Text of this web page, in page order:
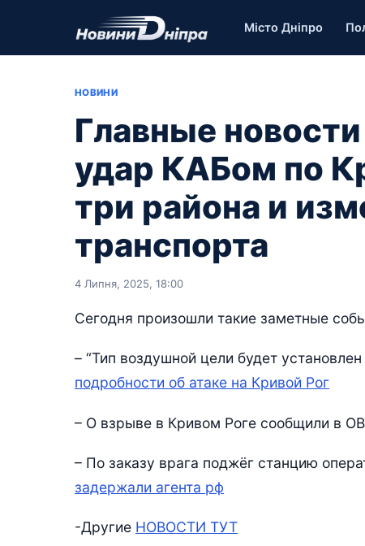
Місто Дніпро
НОВИНИ
Главные
удар КАБом по
три района и
транспорта
4 Липня, 2025, 18:00
Сегодня произошли такие заметные
– “Тип воздушной цели будет установлен
подробности об атаке на Кривой Рог
– О взрыве в Кривом Роге сообщили в
– По заказу врага поджёг станцию
задержали агента рф
-Другие НОВОСТИ ТУТ